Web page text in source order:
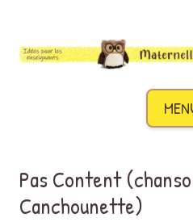
Pas Content
Canchounette)